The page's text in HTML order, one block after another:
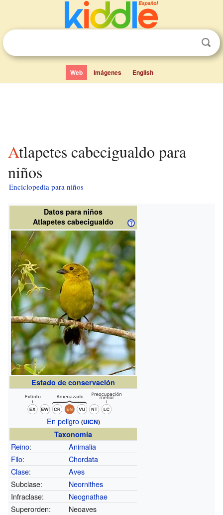
Web Imágenes English
Atlapetes cabecigualdo para
niños
Enciclopedia para niños
Datos para niños
Atlapetes cabecigualdo
Estado de conservación
En peligro (UICN)
Taxonomía
Reino:
Animalia
Filo:
Chordata
Clase:
Aves
Subclase:
Neornithes
Infraclase:
Neognathae
Superorden:
Neoaves